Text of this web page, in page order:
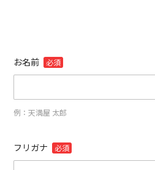
お名前 必須
例：天満屋 太郎
フリガナ 必須